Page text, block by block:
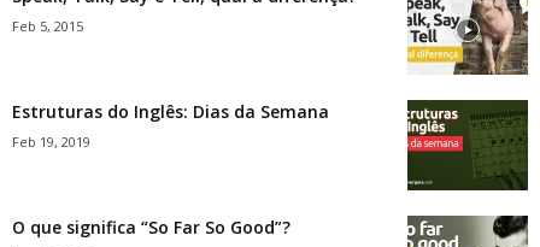
Feb 5, 2015
Estruturas do Inglês: Dias da Semana
Feb 19, 2019
O que significa “So Far So Good”?